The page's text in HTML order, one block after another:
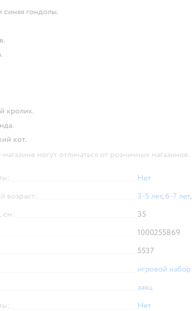
синяя гондолы.
кролик.
кот.
могут отличаться от розничных магазинов.
Нет
возраст:
3-5 лет, 6-7 лет,
см:
35
1000255869
5537
игровой набор
заяц
Нет